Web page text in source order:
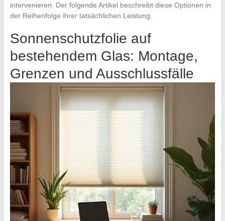
intervenieren. Der folgende Artikel beschreibt diese Optionen in
der Reihenfolge ihrer tatsächlichen Leistung.
Sonnenschutzfolie auf
bestehendem Glas: Montage,
Grenzen und Ausschlussfälle